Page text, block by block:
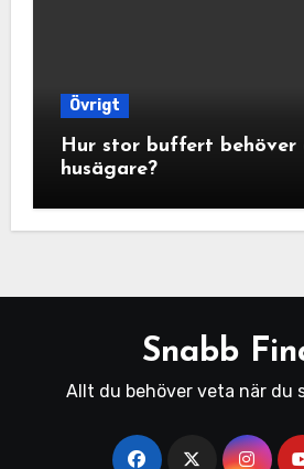
Övrigt
Hur stor buffert behöver
husägare?
Snabb
Allt du behöver veta när du